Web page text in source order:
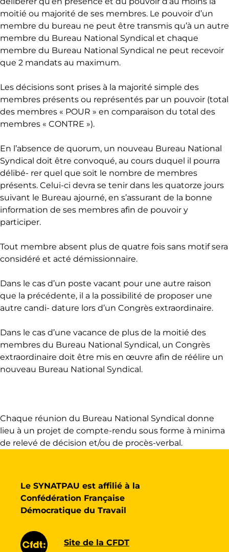
moitié ou majorité de ses membres. Le pouvoir d’un
membre du bureau ne peut être transmis qu’à un autre
membre du Bureau National Syndical et chaque
membre du Bureau National Syndical ne peut recevoir
que 2 mandats au maximum.
Les décisions sont prises à la majorité simple des
membres présents ou représentés par un pouvoir (total
des membres « POUR » en comparaison du total des
membres « CONTRE »).
En l’absence de quorum, un nouveau Bureau National
Syndical doit être convoqué, au cours duquel il pourra
délibé- rer quel que soit le nombre de membres
présents. Celui-ci devra se tenir dans les quatorze jours
suivant le Bureau ajourné, en s’assurant de la bonne
information de ses membres afin de pouvoir y
participer.
Tout membre absent plus de quatre fois sans motif sera
considéré et acté démissionnaire.
Dans le cas d’un poste vacant pour une autre raison
que la précédente, il a la possibilité de proposer une
autre candi- dature lors d’un Congrès extraordinaire.
Dans le cas d’une vacance de plus de la moitié des
membres du Bureau National Syndical, un Congrès
extraordinaire doit être mis en œuvre afin de réélire un
nouveau Bureau National Syndical.
Chaque réunion du Bureau National Syndical donne
lieu à un projet de compte-rendu sous forme à minima
de relevé de décision et/ou de procès-verbal.
Le SYNATPAU est affilié à la
Confédération Française
Démocratique du Travail
Site de la CFDT